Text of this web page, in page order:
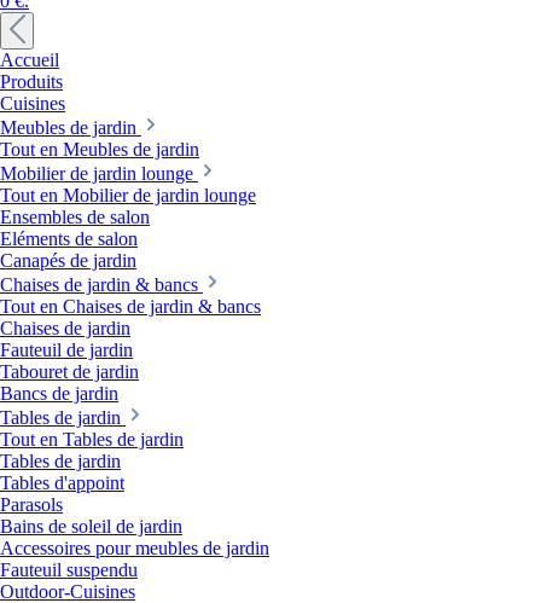
Accueil
Produits
Cuisines
Meubles de jardin
Tout en Meubles de jardin
Mobilier de jardin lounge
Tout en Mobilier de jardin lounge
Ensembles de salon
Eléments de salon
Canapés de jardin
Chaises de jardin & bancs
Tout en Chaises de jardin & bancs
Chaises de jardin
Fauteuil de jardin
Tabouret de jardin
Bancs de jardin
Tables de jardin
Tout en Tables de jardin
Tables de jardin
Tables d'appoint
Parasols
Bains de soleil de jardin
Accessoires pour meubles de jardin
Fauteuil suspendu
Outdoor-Cuisines